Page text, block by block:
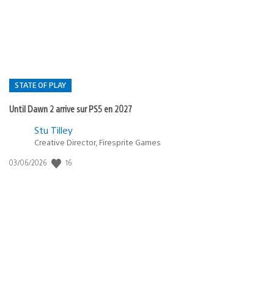
STATE OF PLAY
Until Dawn 2 arrive sur PS5 en 2027
Postée
:
Stu Tilley
Creative Director, Firesprite Games
Date
03/06/2026 16